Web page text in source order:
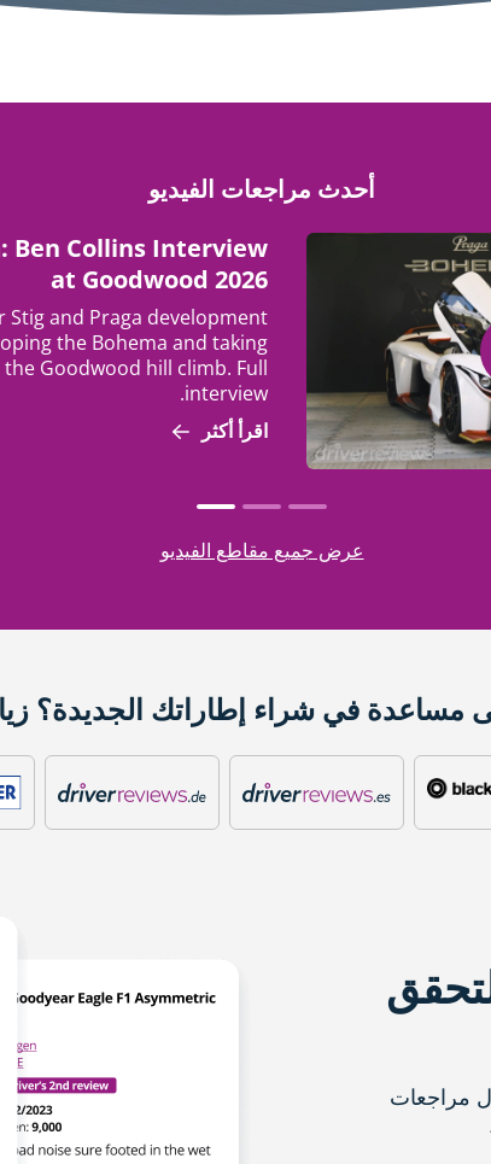
أحدث مراجعات الفيديو
Ben Collins Interview
at Goodwood 2026
Stig and Praga development
the Bohema and taking
Goodwood hill climb. Full
interview.
اقرأ أكثر
عرض جميع مقاطع الفيديو
مساعدة في شراء إطاراتك الجديدة؟
مراجعات